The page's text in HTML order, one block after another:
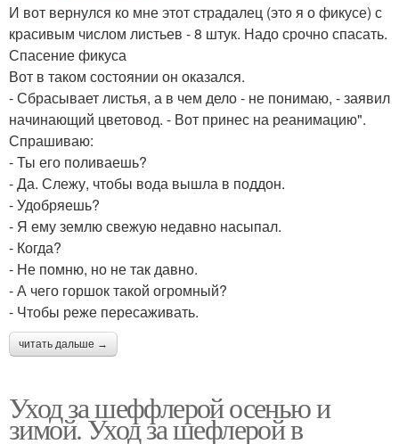
И вот вернулся ко мне этот страдалец (это я о фикусе) с
красивым числом листьев - 8 штук. Надо срочно спасать.
Спасение фикуса
Вот в таком состоянии он оказался.
- Сбрасывает листья, а в чем дело - не понимаю, - заявил
начинающий цветовод. - Вот принес на реанимацию".
Спрашиваю:
- Ты его поливаешь?
- Да. Слежу, чтобы вода вышла в поддон.
- Удобряешь?
- Я ему землю свежую недавно насыпал.
- Когда?
- Не помню, но не так давно.
- А чего горшок такой огромный?
- Чтобы реже пересаживать.
читать дальше →
Уход за шеффлерой осенью и
зимой. Уход за шефлерой в